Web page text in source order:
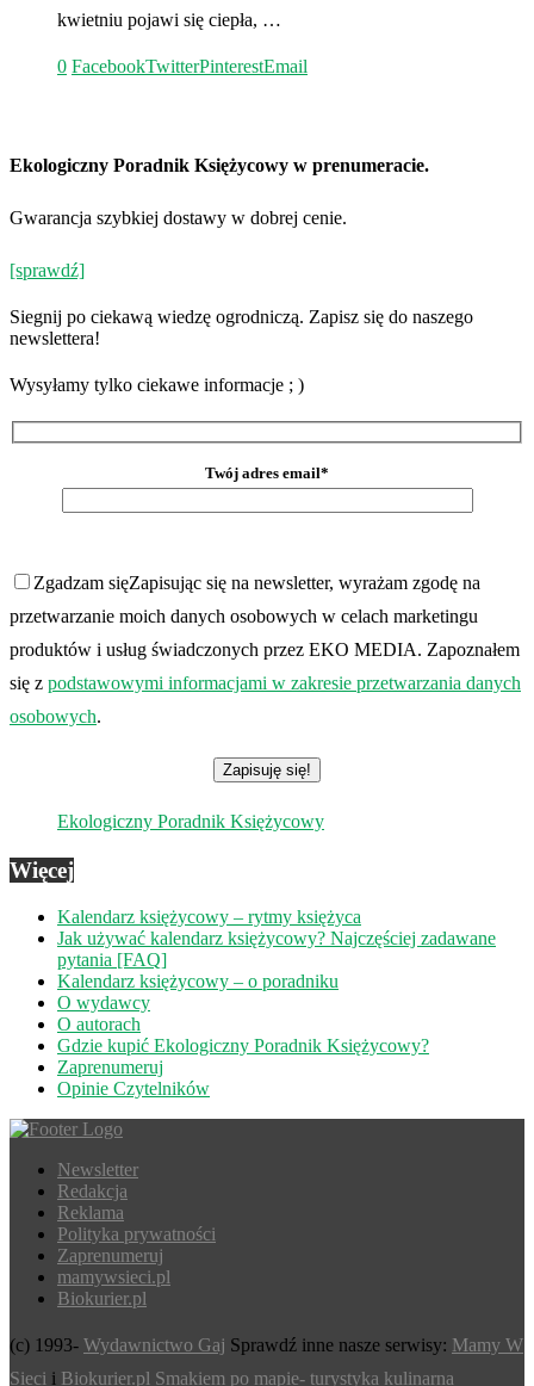
kwietniu pojawi się ciepła, …
0 FacebookTwitterPinterestEmail
Ekologiczny Poradnik Księżycowy w prenumeracie.
Gwarancja szybkiej dostawy w dobrej cenie.
[sprawdź]
Siegnij po ciekawą wiedzę ogrodniczą. Zapisz się do naszego
newslettera!
Wysyłamy tylko ciekawe informacje ; )
Twój adres email*
Zgadzam sięZapisując się na newsletter, wyrażam zgodę na
przetwarzanie moich danych osobowych w celach marketingu
produktów i usług świadczonych przez EKO MEDIA. Zapoznałem
się z podstawowymi informacjami w zakresie przetwarzania danych
osobowych.
Ekologiczny Poradnik Księżycowy
Więcej
Kalendarz księżycowy – rytmy księżyca
Jak używać kalendarz księżycowy? Najczęściej zadawane
pytania [FAQ]
Kalendarz księżycowy – o poradniku
O wydawcy
O autorach
Gdzie kupić Ekologiczny Poradnik Księżycowy?
Zaprenumeruj
Opinie Czytelników
Newsletter
Redakcja
Reklama
Polityka prywatności
Zaprenumeruj
mamywsieci.pl
Biokurier.pl
(c) 1993- Wydawnictwo Gaj Sprawdź inne nasze serwisy: Mamy W
Sieci i Biokurier.pl Smakiem po mapie- turystyka kulinarna